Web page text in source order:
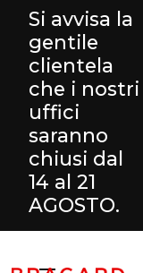
Si avvisa la
gentile
clientela
che i nostri
uffici
saranno
chiusi dal
14 al 21
AGOSTO.